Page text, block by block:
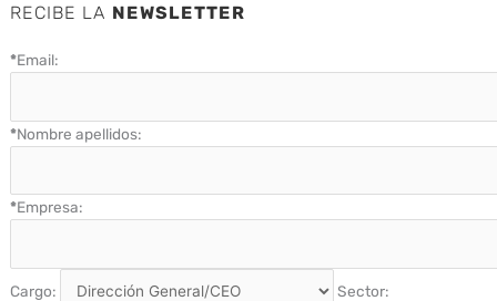
RECIBE LA NEWSLETTER
*Email:
*Nombre apellidos:
*Empresa:
Cargo: Sector: